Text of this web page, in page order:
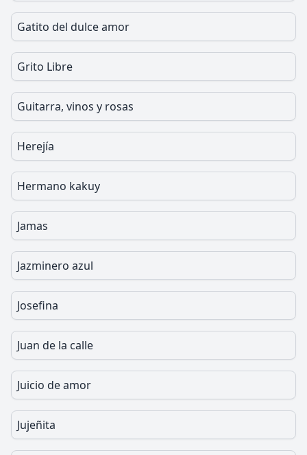
Gatito del dulce amor
Grito Libre
Guitarra, vinos y rosas
Herejía
Hermano kakuy
Jamas
Jazminero azul
Josefina
Juan de la calle
Juicio de amor
Jujeñita